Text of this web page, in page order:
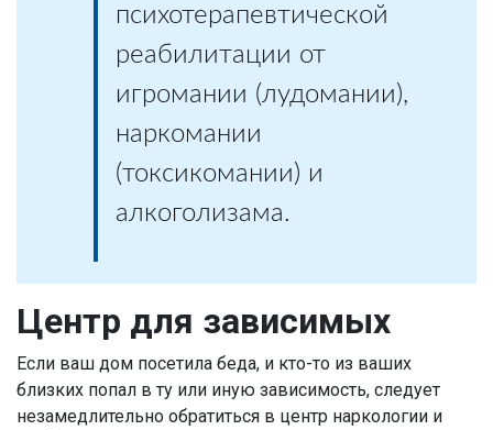
психотерапевтической
реабилитации от
игромании (лудомании),
наркомании
(токсикомании) и
алкоголизама.
Центр для зависимых
Если ваш дом посетила беда, и кто-то из ваших
близких попал в ту или иную зависимость, следует
незамедлительно обратиться в центр наркологии и